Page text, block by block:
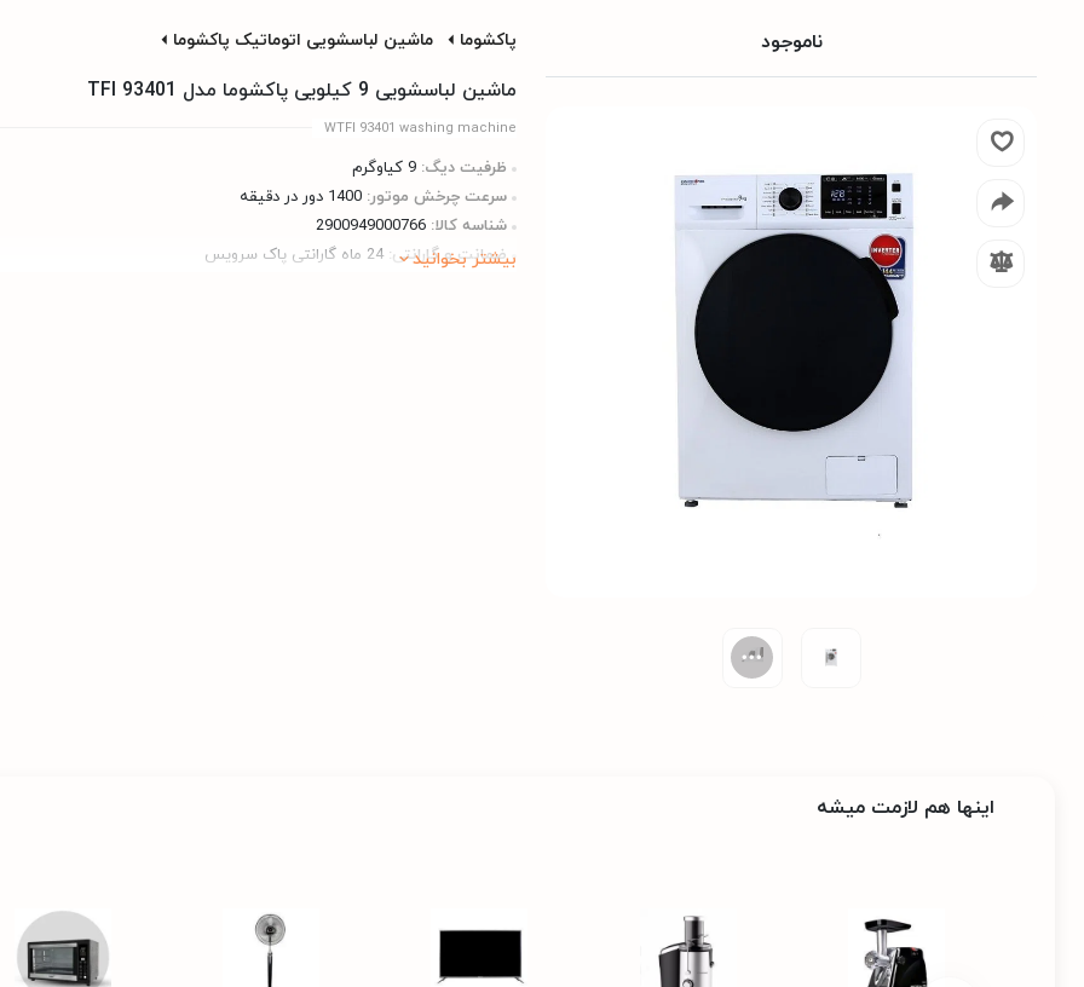
ناموجود پاکشوما ماشین لباسشویی اتوماتیک پاکشوما
ماشین لباسشویی 9 کیلویی پاکشوما مدل TFI 93401
WTFI 93401 washing machine
ظرفیت دیگ: 9 کیاوگرم
سرعت چرخش موتور: 1400 دور در دقیقه
شناسه کالا: 2900949000766
ضمانت و گارانتی: 24 ماه گارانتی پاک سرویس بیشتر بخوانید
اینها هم لازمت میشه